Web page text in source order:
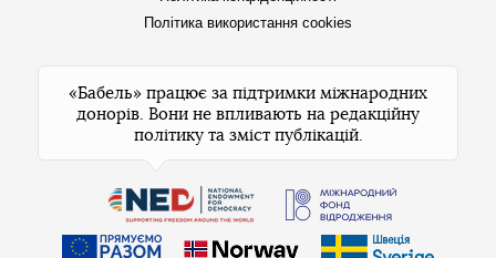
Політика використання cookies
«Бабель» працює за підтримки міжнародних
донорів. Вони не впливають на редакційну
політику та зміст публікацій.